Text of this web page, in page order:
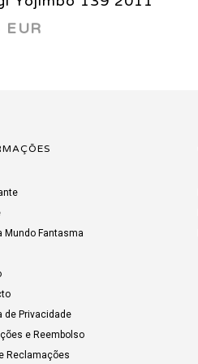
EUR
Mundo Fantasma
de Privacidade
e Reembolso
Reclamações